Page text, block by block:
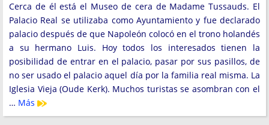
Cerca de él está el Museo de cera de Madame Tussauds. El
Palacio Real se utilizaba como Ayuntamiento y fue declarado
palacio después de que Napoleón colocó en el trono holandés
a su hermano Luis. Hoy todos los interesados tienen la
posibilidad de entrar en el palacio, pasar por sus pasillos, de
no ser usado el palacio aquel día por la familia real misma. La
Iglesia Vieja (Oude Kerk). Muchos turistas se asombran con el
… Más